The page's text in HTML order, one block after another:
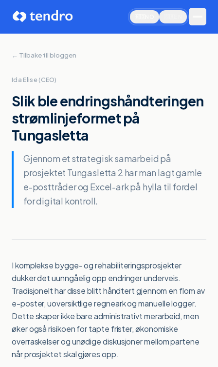
Book demo
← Tilbake til bloggen
Ida Elise (CEO)
Slik ble endringshåndteringen
strømlinjeformet på
Tungasletta
Gjennom et strategisk samarbeid på
prosjektet Tungasletta 2 har man lagt gamle
e-posttråder og Excel-ark på hylla til fordel
for digital kontroll.
I komplekse bygge- og rehabiliteringsprosjekter
dukker det uunngåelig opp endringer underveis.
Tradisjonelt har disse blitt håndtert gjennom en flom av
e-poster, uoversiktlige regneark og manuelle logger.
Dette skaper ikke bare administrativt merarbeid, men
øker også risikoen for tapte frister, økonomiske
overraskelser og unødige diskusjoner mellom partene
når prosjektet skal gjøres opp.